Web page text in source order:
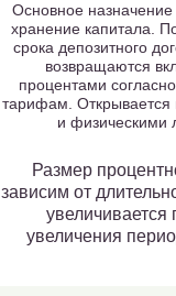
Основное
хранение капитала.
срока депозитного
возвращаются
процентами
тарифам. Открывается
и физическими
Размер
зависим от
увеличивается
увеличения